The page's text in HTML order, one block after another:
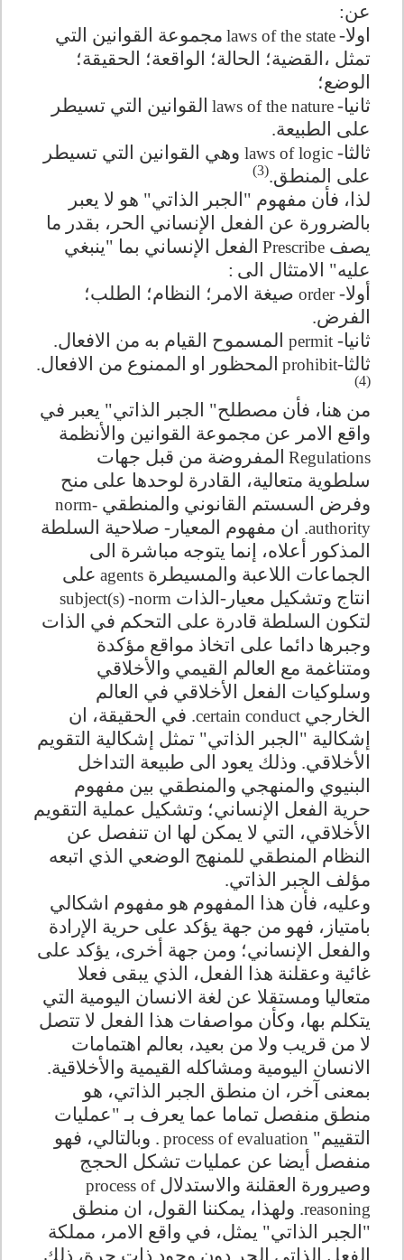
عن:
اولا-
laws of the state مجموعة القوانين التي
تمثل ،القضية؛ الحالة؛ الواقعة؛ الحقيقة؛
الوضع؛
ثانيا-
laws of the nature القوانين التي تسيطر
على الطبيعة.
ثالثا- laws of logic وهي القوانين التي تسيطر
على المنطق.(3)
لذا، فأن مفهوم "الجبر الذاتي" هو لا يعبر
بالضرورة عن الفعل الإنساني الحر، بقدر ما
يصف Prescribe الفعل الإنساني بما "ينبغي
عليه" الامتثال الى :
أولا-order صيغة الامر؛ النظام؛ الطلب؛
الفرض.
ثانيا- permit المسموح القيام به من الافعال.
ثالثا-prohibit المحظور او الممنوع من الافعال.
(4)
من هنا، فأن مصطلح" الجبر الذاتي" يعبر في
واقع الامر عن مجموعة القوانين والأنظمة
Regulations المفروضة من قبل جهات
سلطوية متعالية، القادرة لوحدها على منح
وفرض السستم القانوني والمنطقي norm-
authority. ان مفهوم المعيار- صلاحية السلطة
المذكور أعلاه، إنما يتوجه مباشرة الى
الجماعات اللاعبة والمسيطرة agents على
انتاج وتشكيل معيار-الذات norm
-
subject(s)
لتكون السلطة قادرة على التحكم في الذات
وجبرها دائما على اتخاذ مواقع مؤكدة
ومتناغمة مع العالم القيمي والأخلاقي
وسلوكيات الفعل الأخلاقي في العالم
الخارجي certain conduct. في الحقيقة، ان
إشكالية "الجبر الذاتي" تمثل إشكالية التقويم
الأخلاقي. وذلك يعود الى طبيعة التداخل
البنيوي والمنهجي والمنطقي بين مفهوم
حرية الفعل الإنساني؛ وتشكيل عملية التقويم
الأخلاقي، التي لا يمكن لها ان تنفصل عن
النظام المنطقي للمنهج الوضعي الذي اتبعه
مؤلف الجبر الذاتي.
وعليه، فأن هذا المفهوم هو مفهوم اشكالي
بامتياز، فهو من جهة يؤكد على حرية الإرادة
والفعل الإنساني؛ ومن جهة أخرى، يؤكد على
غائية وعقلنة هذا الفعل، الذي يبقى فعلا
متعاليا ومستقلا عن لغة الانسان اليومية التي
يتكلم بها، وكأن مواصفات هذا الفعل لا تتصل
لا من قريب ولا من بعيد، بعالم اهتمامات
الانسان اليومية ومشاكله القيمية والأخلاقية.
بمعنى آخر، ان منطق الجبر الذاتي، هو
منطق منفصل تماما عما يعرف بـ "عمليات
التقييم" process of evaluation . وبالتالي، فهو
منفصل أيضا عن عمليات تشكل الحجج
وصيرورة العقلنة والاستدلالprocess of
reasoning. ولهذا، يمكننا القول، ان منطق
"الجبر الذاتي" يمثل، في واقع الامر، مملكة
الفعل الذاتي الحر دون وجود ذات حرة، ذلك